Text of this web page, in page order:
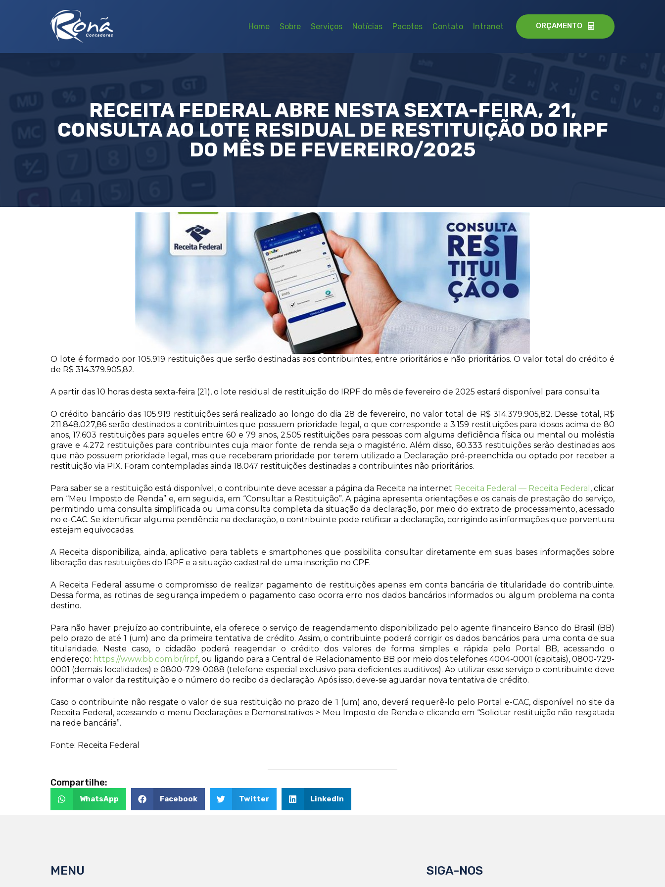
Home Sobre Serviços Notícias Pacotes Contato Intranet ORÇAMENTO
RECEITA FEDERAL ABRE NESTA SEXTA-FEIRA, 21,
CONSULTA AO LOTE RESIDUAL DE RESTITUIÇÃO DO IRPF
DO MÊS DE FEVEREIRO/2025
O lote é formado por 105.919 restituições que serão destinadas aos contribuintes, entre prioritários e não prioritários. O valor total do crédito é
de R$ 314.379.905,82.
A partir das 10 horas desta sexta-feira (21), o lote residual de restituição do IRPF do mês de fevereiro de 2025 estará disponível para consulta.
O crédito bancário das 105.919 restituições será realizado ao longo do dia 28 de fevereiro, no valor total de R$ 314.379.905,82. Desse total, R$
211.848.027,86 serão destinados a contribuintes que possuem prioridade legal, o que corresponde a 3.159 restituições para idosos acima de 80
anos, 17.603 restituições para aqueles entre 60 e 79 anos, 2.505 restituições para pessoas com alguma deficiência física ou mental ou moléstia
grave e 4.272 restituições para contribuintes cuja maior fonte de renda seja o magistério. Além disso, 60.333 restituições serão destinadas aos
que não possuem prioridade legal, mas que receberam prioridade por terem utilizado a Declaração pré-preenchida ou optado por receber a
restituição via PIX. Foram contempladas ainda 18.047 restituições destinadas a contribuintes não prioritários.
Para saber se a restituição está disponível, o contribuinte deve acessar a página da Receita na internet Receita Federal — Receita Federal , clicar
em “Meu Imposto de Renda” e, em seguida, em “Consultar a Restituição”. A página apresenta orientações e os canais de prestação do serviço,
permitindo uma consulta simplificada ou uma consulta completa da situação da declaração, por meio do extrato de processamento, acessado
no e-CAC. Se identificar alguma pendência na declaração, o contribuinte pode retificar a declaração, corrigindo as informações que porventura
estejam equivocadas.
A Receita disponibiliza, ainda, aplicativo para tablets e smartphones que possibilita consultar diretamente em suas bases informações sobre
liberação das restituições do IRPF e a situação cadastral de uma inscrição no CPF.
A Receita Federal assume o compromisso de realizar pagamento de restituições apenas em conta bancária de titularidade do contribuinte.
Dessa forma, as rotinas de segurança impedem o pagamento caso ocorra erro nos dados bancários informados ou algum problema na conta
destino.
Para não haver prejuízo ao contribuinte, ela oferece o serviço de reagendamento disponibilizado pelo agente financeiro Banco do Brasil (BB)
pelo prazo de até 1 (um) ano da primeira tentativa de crédito. Assim, o contribuinte poderá corrigir os dados bancários para uma conta de sua
titularidade. Neste caso, o cidadão poderá reagendar o crédito dos valores de forma simples e rápida pelo Portal BB, acessando o
endereço: https://www.bb.com.br/irpf, ou ligando para a Central de Relacionamento BB por meio dos telefones 4004-0001 (capitais), 0800-729-
0001 (demais localidades) e 0800-729-0088 (telefone especial exclusivo para deficientes auditivos). Ao utilizar esse serviço o contribuinte deve
informar o valor da restituição e o número do recibo da declaração. Após isso, deve-se aguardar nova tentativa de crédito.
Caso o contribuinte não resgate o valor de sua restituição no prazo de 1 (um) ano, deverá requerê-lo pelo Portal e-CAC, disponível no site da
Receita Federal, acessando o menu Declarações e Demonstrativos > Meu Imposto de Renda e clicando em “Solicitar restituição não resgatada
na rede bancária”.
Fonte: Receita Federal
Compartilhe:
WhatsApp Facebook Twitter LinkedIn
MENU SIGA-NOS